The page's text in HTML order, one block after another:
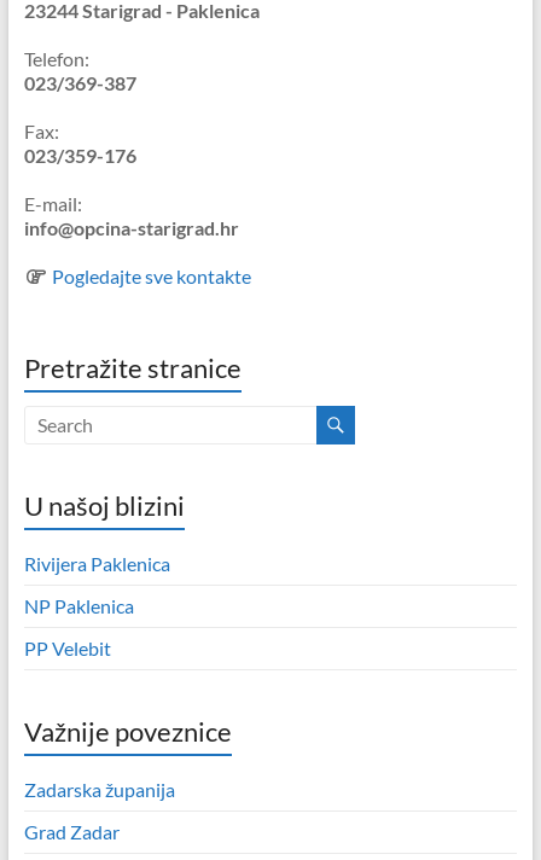
23244 Starigrad - Paklenica
Telefon:
023/369-387
Fax:
023/359-176
E-mail:
info@opcina-starigrad.hr
Pogledajte sve kontakte
Pretražite stranice
U našoj blizini
Rivijera Paklenica
NP Paklenica
PP Velebit
Važnije poveznice
Zadarska županija
Grad Zadar